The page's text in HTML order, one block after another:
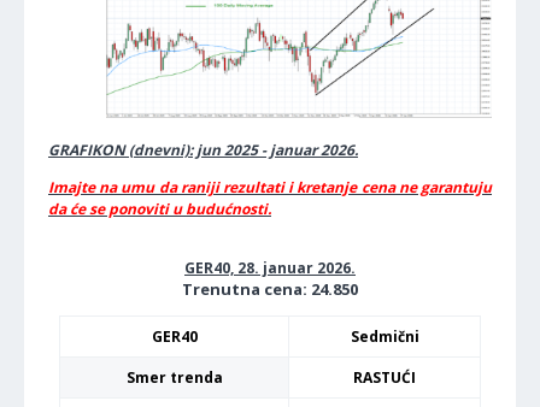
GRAFIKON (dnevni): jun 2025 - januar 2026.
Imajte na umu da raniji rezultati i kretanje cena ne garantuju
da će se ponoviti u budućnosti.
GER40, 28. januar 2026.
Trenutna cena: 24.850
GER40
Sedmični
Smer trenda
RASTUĆI